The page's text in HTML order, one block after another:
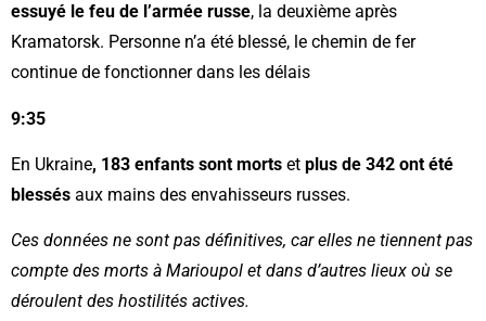
essuyé le feu de l’armée russe, la deuxième après
Kramatorsk. Personne n’a été blessé, le chemin de fer
continue de fonctionner dans les délais
9:35
En Ukraine, 183 enfants sont morts et plus de 342 ont été
blessés aux mains des envahisseurs russes.
Ces données ne sont pas définitives, car elles ne tiennent pas
compte des morts à Marioupol et dans d’autres lieux où se
déroulent des hostilités actives.